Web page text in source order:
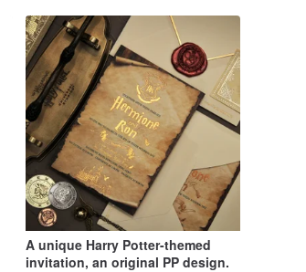
A unique Harry Potter-themed
invitation, an original PP design.